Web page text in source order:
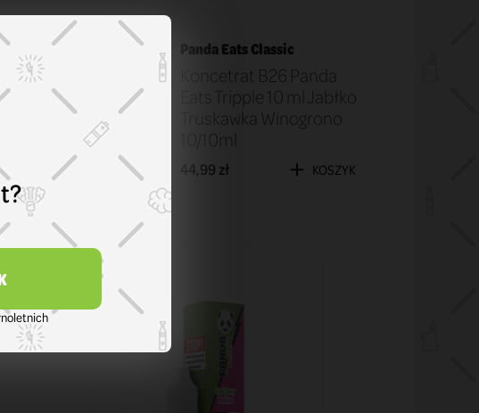
Panda
ml Malina
KOSZYK
Panda Eats Classic
Koncetrat B26 Panda
Eats Tripple 10 ml Jabłko
Truskawka Winogrono
10/10ml
44,99 zł KOSZYK